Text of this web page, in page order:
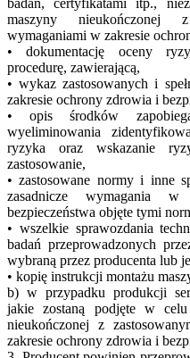
maszyny nieukończonej
wymaganiami w zakresie
• dokumentację oceny
procedurę, zawierającą,
• wykaz zastosowanych i
zakresie ochrony zdrowia i
• opis środków
wyeliminowania
ryzyka oraz wskazanie
zastosowanie,
• zastosowane normy i inne
zasadnicze wymagania
bezpieczeństwa objęte tymi
• wszelkie sprawozdania
badań przeprowadzonych
wybraną przez producenta lub
• kopię instrukcji montażu
b) w przypadku produkcji
jakie zostaną podjęte w celu
nieukończonej z
zakresie ochrony zdrowia i